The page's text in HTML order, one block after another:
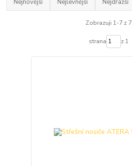
Nejnovější Nejlevnější Nejdražší
Zobrazuji 1-7 z 7
strana z 1